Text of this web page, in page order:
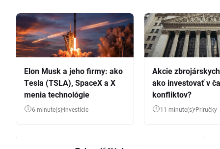
Elon Musk a jeho firmy: ako
Tesla (TSLA), SpaceX a X
menia technológie
6 minute(s) Investície
Akcie
ako investovať v
konfliktov?
11 minute(s) Príručky